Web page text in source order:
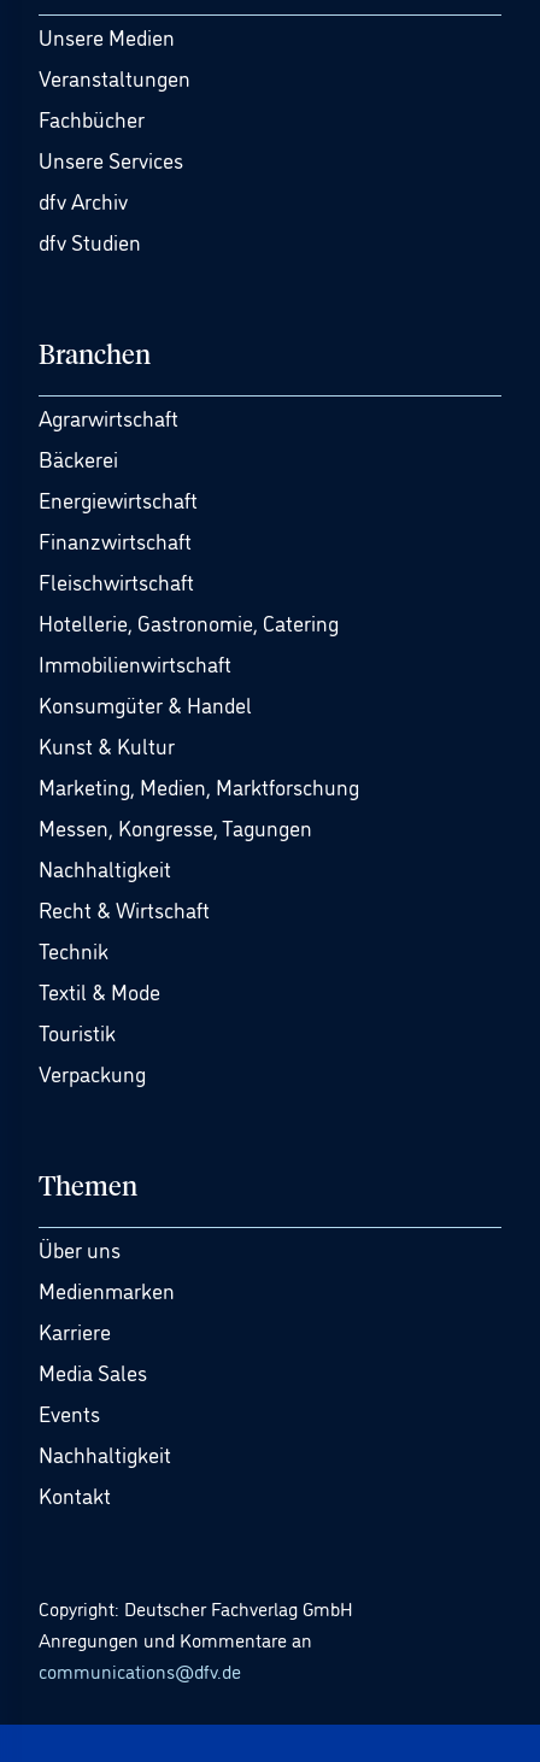
Unsere Medien
Veranstaltungen
Fachbücher
Unsere Services
dfv Archiv
dfv Studien
Branchen
Agrarwirtschaft
Bäckerei
Energiewirtschaft
Finanzwirtschaft
Fleischwirtschaft
Hotellerie, Gastronomie, Catering
Immobilienwirtschaft
Konsumgüter & Handel
Kunst & Kultur
Marketing, Medien, Marktforschung
Messen, Kongresse, Tagungen
Nachhaltigkeit
Recht & Wirtschaft
Technik
Textil & Mode
Touristik
Verpackung
Themen
Über uns
Medienmarken
Karriere
Media Sales
Events
Nachhaltigkeit
Kontakt
Copyright: Deutscher Fachverlag GmbH
Anregungen und Kommentare an
communications@dfv.de